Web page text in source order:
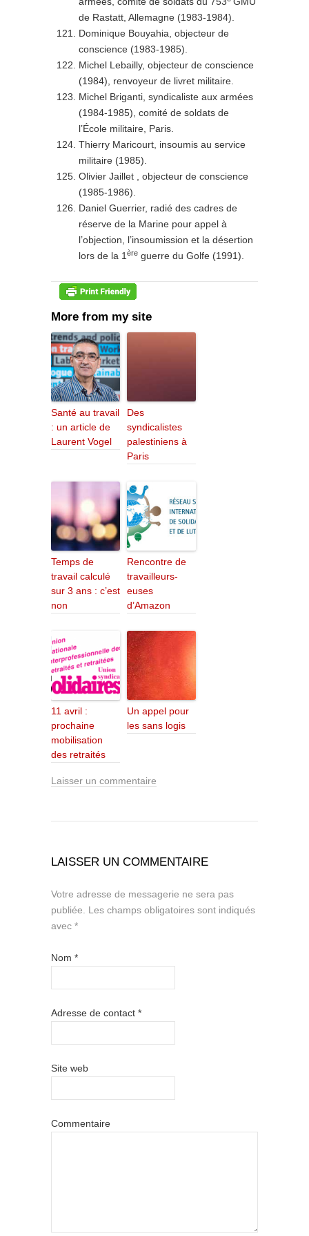
de Rastatt, Allemagne (1983-1984).
Dominique Bouyahia, objecteur de
conscience (1983-1985).
Michel Lebailly, objecteur de conscience
(1984), renvoyeur de livret militaire.
Michel Briganti, syndicaliste aux armées
(1984-1985), comité de soldats de
l’École militaire, Paris.
Thierry Maricourt, insoumis au service
militaire (1985).
Olivier Jaillet , objecteur de conscience
(1985-1986).
Daniel Guerrier, radié des cadres de
réserve de la Marine pour appel à
l’objection, l’insoumission et la désertion
lors de la 1 ère guerre du Golfe (1991).
More from my site
Santé au travail
: un article de
Laurent Vogel
Des
syndicalistes
palestiniens à
Paris
Temps de
travail calculé
sur 3 ans : c’est
non
Rencontre de
travailleurs-
euses
d’Amazon
11 avril :
prochaine
mobilisation
des retraités
Un appel pour
les sans logis
Laisser un commentaire
LAISSER UN COMMENTAIRE
Votre adresse de messagerie ne sera pas
publiée.
Les champs obligatoires sont indiqués
avec *
Nom *
Adresse de contact *
Site web
Commentaire